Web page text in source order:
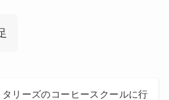
タリーズのコーヒースクールに行